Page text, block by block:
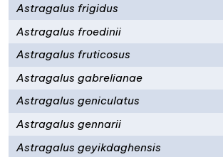
Astragalus frigidus
Astragalus froedinii
Astragalus fruticosus
Astragalus gabrelianae
Astragalus geniculatus
Astragalus gennarii
Astragalus geyikdaghensis